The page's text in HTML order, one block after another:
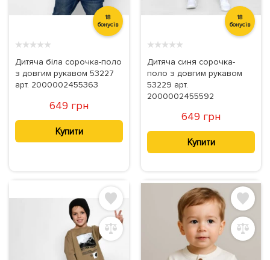
18
бонусів
★★★★★
Дитяча біла сорочка-поло
з довгим рукавом 53227
арт. 2000002455363
649 грн
Купити
18
бонусів
★★★★★
Дитяча синя сорочка-
поло з довгим рукавом
53229 арт.
2000002455592
649 грн
Купити